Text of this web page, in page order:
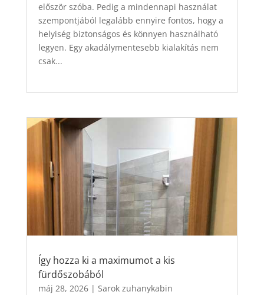
először szóba. Pedig a mindennapi használat
szempontjából legalább ennyire fontos, hogy a
helyiség biztonságos és könnyen használható
legyen. Egy akadálymentesebb kialakítás nem
csak...
Így hozza ki a maximumot a kis
fürdőszobából
máj 28, 2026| Sarok zuhanykabin